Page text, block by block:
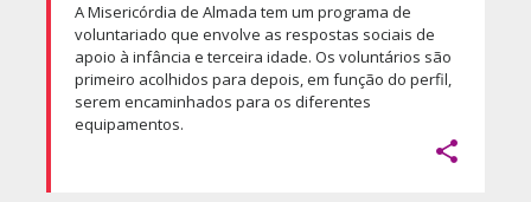
A Misericórdia de Almada tem um programa de
voluntariado que envolve as respostas sociais de
apoio à infância e terceira idade. Os voluntários são
primeiro acolhidos para depois, em função do perfil,
serem encaminhados para os diferentes
equipamentos.
